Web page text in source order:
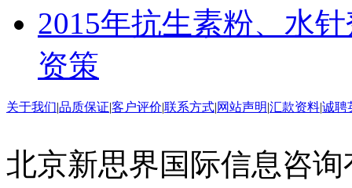
2015年抗生素粉、水
资策
关于我们|品质保证|客户评价|联系方式|网站声明|汇款资料|诚聘
北京新思界国际信息咨